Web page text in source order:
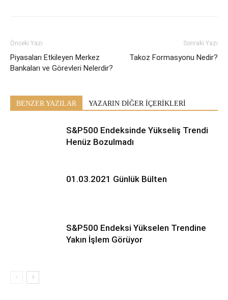
Önceki Yazı
Piyasaları Etkileyen Merkez
Bankaları ve Görevleri Nelerdir?
Sonraki Yazı
Takoz Formasyonu Nedir?
BENZER YAZILAR YAZARIN DİĞER İÇERİKLERİ
S&P500 Endeksinde Yükseliş Trendi
Henüz Bozulmadı
01.03.2021 Günlük Bülten
S&P500 Endeksi Yükselen Trendine
Yakın İşlem Görüyor